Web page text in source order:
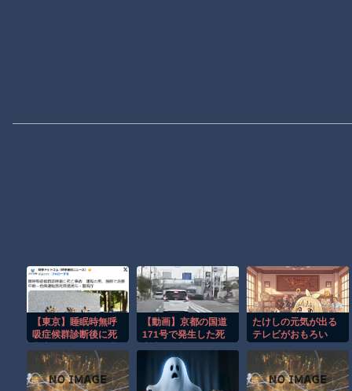
【東京】睡眠時無呼
吸症候群診断後に死
男（３４）、独断で
治療中断―危険運転
致死罪適用
【動画】京都の国道
171号で発生した死
ライブレコーダー。
たけしの元気が出る
テレビがおもろい